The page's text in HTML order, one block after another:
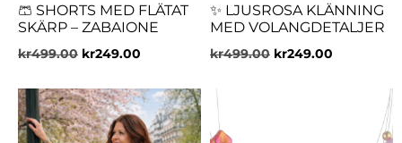
🩳 SHORTS MED FLÄTAT
SKÄRP – ZABAIONE
kr499.00 kr249.00
✨ LJUSROSA KLÄNNING
MED VOLANGDETALJER
kr499.00 kr249.00